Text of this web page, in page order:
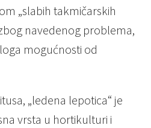
„slabih takmičarskih
navedenog problema,
mogućnosti od
„ledena lepotica“ je
vrsta u hortikulturi i